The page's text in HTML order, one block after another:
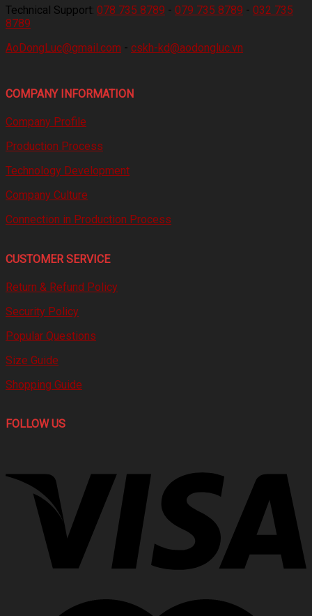
Technical Support: 078 735 8789 - 079 735 8789 - 032 735
8789
AoDongLuc@gmail.com - cskh-kd@aodongluc.vn
COMPANY INFORMATION
Company Profile
Production Process
Technology Development
Company Culture
Connection in Production Process
CUSTOMER SERVICE
Return & Refund Policy
Security Policy
Popular Questions
Size Guide
Shopping Guide
FOLLOW US